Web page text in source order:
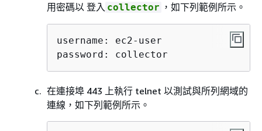
用密碼以 登入 collector ，如下列範例所示。
username: ec2-user
password: collector
在連接埠 443 上執行 telnet 以測試與所列網域的
連線，如下列範例所示。